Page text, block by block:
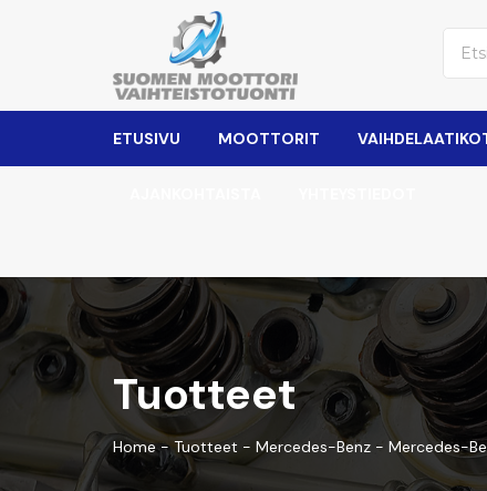
ETUSIVU MOOTTORIT
Tuotteet
Home-Tuotteet - Mercedes-Benz - Mercedes-